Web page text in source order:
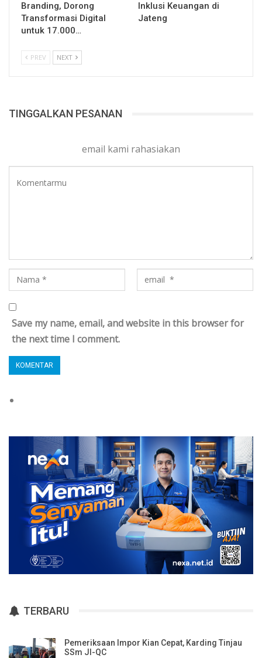
Branding, Dorong
Transformasi Digital
untuk 17.000…
Inklusi Keuangan di
Jateng
PREV NEXT
TINGGALKAN PESANAN
email kami rahasiakan
Save my name, email, and website in this browser for
the next time I comment.
TERBARU
Pemeriksaan Impor Kian Cepat, Karding Tinjau
SSm JI-QC